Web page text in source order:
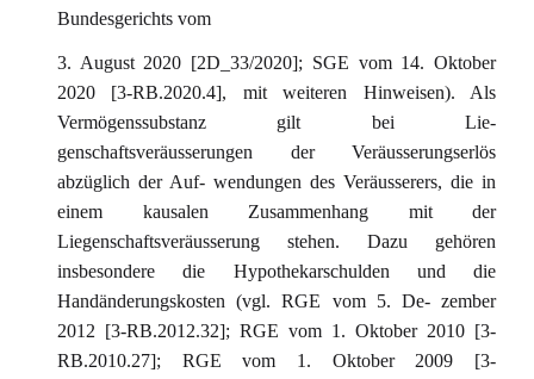
Bundesgerichts vom
3. August 2020 [2D_33/2020]; SGE vom 14. Oktober
2020 [3-RB.2020.4], mit weiteren Hinweisen). Als
Vermögenssubstanz gilt bei Lie-
genschaftsveräusserungen der Veräusserungserlös
abzüglich der Auf- wendungen des Veräusserers, die in
einem kausalen Zusammenhang mit der
Liegenschaftsveräusserung stehen. Dazu gehören
insbesondere die Hypothekarschulden und die
Handänderungskosten (vgl. RGE vom 5. De- zember
2012 [3-RB.2012.32]; RGE vom 1. Oktober 2010 [3-
RB.2010.27]; RGE vom 1. Oktober 2009 [3-